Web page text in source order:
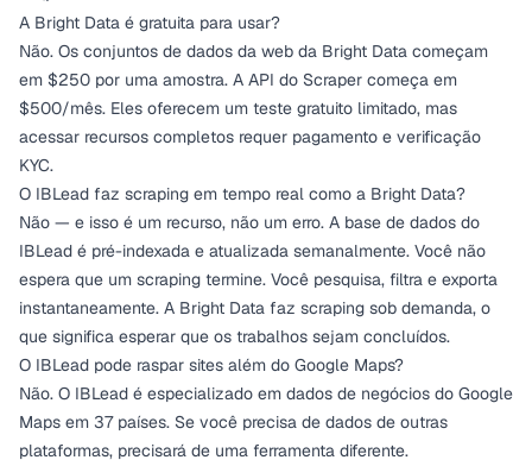
A Bright Data é gratuita para usar?
Não. Os conjuntos de dados da web da Bright Data começam
em $250 por uma amostra. A API do Scraper começa em
$500/mês. Eles oferecem um teste gratuito limitado, mas
acessar recursos completos requer pagamento e verificação
KYC.
O IBLead faz scraping em tempo real como a Bright Data?
Não — e isso é um recurso, não um erro. A base de dados do
IBLead é pré-indexada e atualizada semanalmente. Você não
espera que um scraping termine. Você pesquisa, filtra e exporta
instantaneamente. A Bright Data faz scraping sob demanda, o
que significa esperar que os trabalhos sejam concluídos.
O IBLead pode raspar sites além do Google Maps?
Não. O IBLead é especializado em dados de negócios do Google
Maps em 37 países. Se você precisa de dados de outras
plataformas, precisará de uma ferramenta diferente.